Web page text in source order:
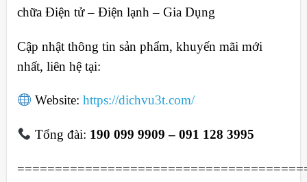
chữa Điện tử – Điện lạnh – Gia Dụng
Cập nhật thông tin sản phẩm, khuyến mãi mới
nhất, liên hệ tại:
Website: https://dichvu3t.com/
Tổng đài: 190 099 9909 – 091 128 3995